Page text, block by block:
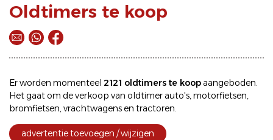
Oldtimers te koop
Er worden momenteel 2121 oldtimers te koopaangeboden.
Het gaat om deverkoop van oldtimerauto's,motorfietsen,
bromfietsen,vrachtwagens en tractoren.
advertentie toevoegen / wijzigen